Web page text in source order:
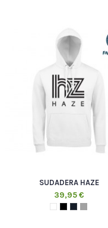
SUDADERA HAZE
39,95 €